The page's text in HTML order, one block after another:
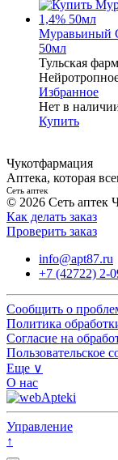
Муравьиный
50мл
Тульская
Избранное
Нет в
Купить
Чукотфармация
Аптека, которая
Сеть аптек
© 2026 Сеть аптек
Как делать заказ
Проверить заказ
info@apt87.ru
+7 (42722) 2-
Сообщить о
Политика
Согласие на
Пользовательское
Еще ∨
О нас
Управление
↑